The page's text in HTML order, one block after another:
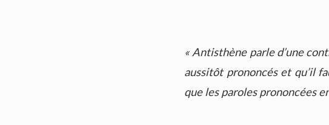
« Antisthène parle d’une
aussitôt prononcés et qu’il
que les paroles prononcées